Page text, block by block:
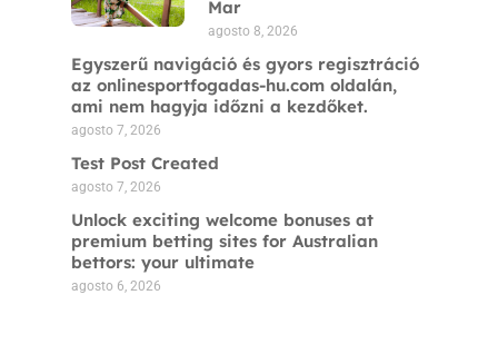
Mar
agosto 8, 2026
Egyszerű navigáció és gyors regisztráció
az onlinesportfogadas-hu.com oldalán,
ami nem hagyja időzni a kezdőket.
agosto 7, 2026
Test Post Created
agosto 7, 2026
Unlock exciting welcome bonuses at
premium betting sites for Australian
bettors: your ultimate
agosto 6, 2026